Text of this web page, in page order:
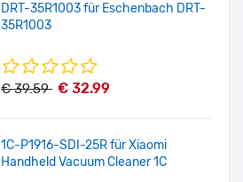
DRT-35R1003 für Eschenbach DRT-
35R1003
€ 39.59 € 32.99
1C-P1916-SDI-25R für Xiaomi
Handheld Vacuum Cleaner 1C